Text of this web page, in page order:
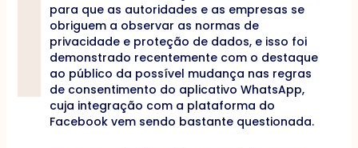
para que as autoridades e as empresas se
obriguem a observar as normas de
privacidade e proteção de dados, e isso foi
demonstrado recentemente com o destaque
ao público da possível mudança nas regras
de consentimento do aplicativo WhatsApp,
cuja integração com a plataforma do
Facebook vem sendo bastante questionada.